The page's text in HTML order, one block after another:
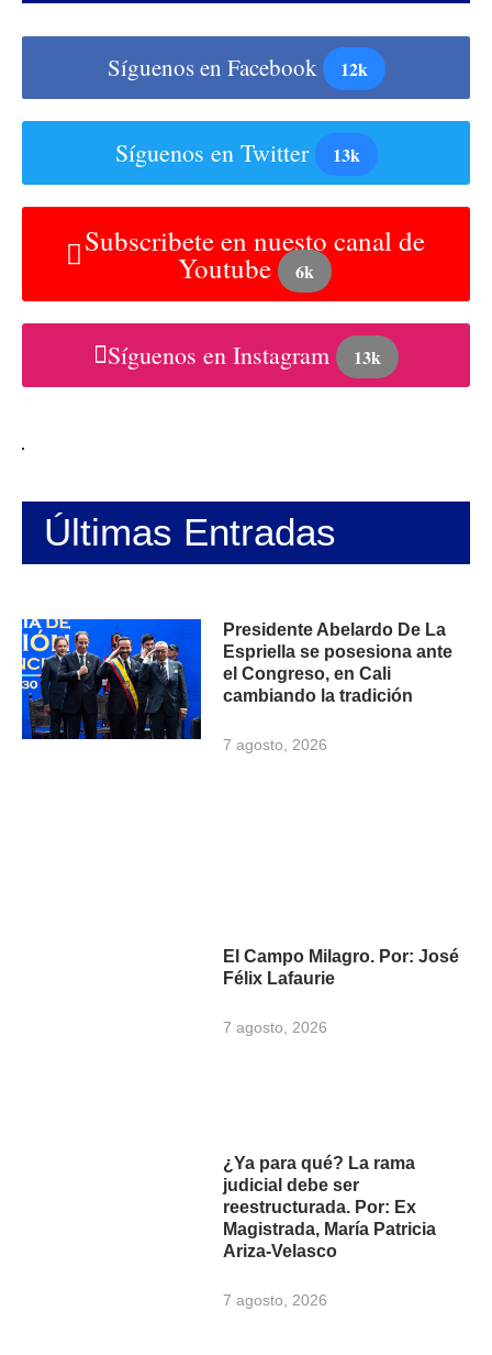
Síguenos en Facebook 12k
Síguenos en Twitter 13k
Subscribete en nuesto canal de
Youtube 6k
Síguenos en Instagram 13k
Últimas Entradas
Presidente Abelardo De La
Espriella se posesiona ante
el Congreso, en Cali
cambiando la tradición
7 agosto, 2026
El Campo Milagro. Por: José
Félix Lafaurie
7 agosto, 2026
¿Ya para qué? La rama
judicial debe ser
reestructurada. Por: Ex
Magistrada, María Patricia
Ariza-Velasco
7 agosto, 2026